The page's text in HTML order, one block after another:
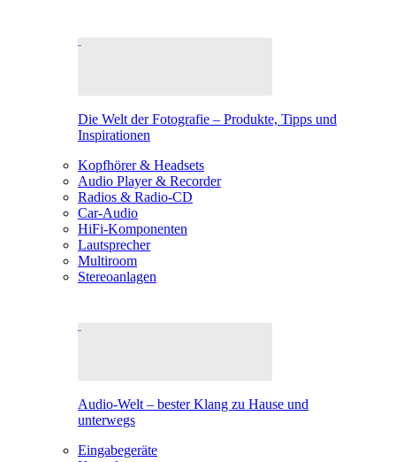
Die Welt der Fotografie – Produkte, Tipps und
Inspirationen
Kopfhörer & Headsets
Audio Player & Recorder
Radios & Radio-CD
Car-Audio
HiFi-Komponenten
Lautsprecher
Multiroom
Stereoanlagen
Audio-Welt – bester Klang zu Hause und
unterwegs
Eingabegeräte